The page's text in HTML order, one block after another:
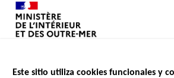
Este sitio utiliza cookies funcionales y